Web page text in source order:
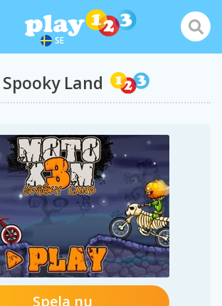
SE
Land
Spela nu